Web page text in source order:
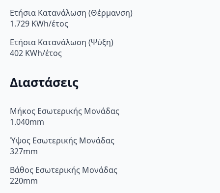
Ετήσια Κατανάλωση (Θέρμανση)
1.729 KWh/έτος
Ετήσια Κατανάλωση (Ψύξη)
402 KWh/έτος
Διαστάσεις
Μήκος Εσωτερικής Μονάδας
1.040mm
Ύψος Εσωτερικής Μονάδας
327mm
Βάθος Εσωτερικής Μονάδας
220mm